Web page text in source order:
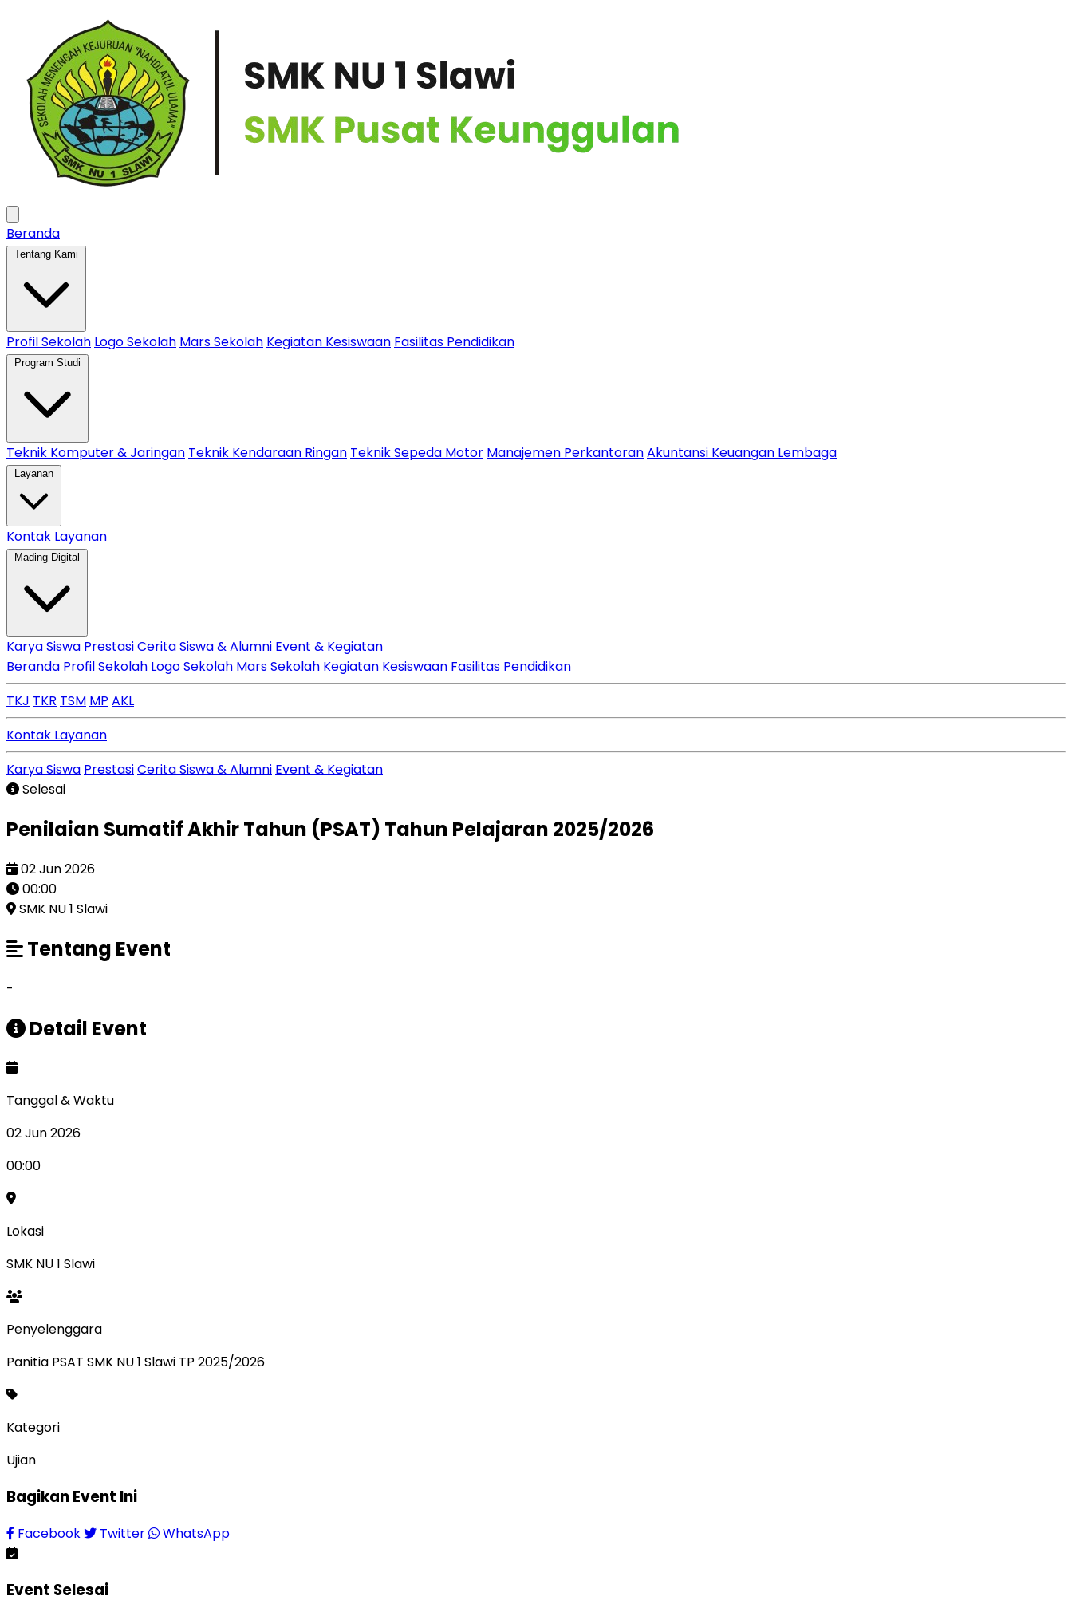
Beranda
Tentang Kami
Profil Sekolah Logo Sekolah Mars Sekolah Kegiatan Kesiswaan Fasilitas Pendidikan
Program Studi
Teknik Komputer & Jaringan Teknik Kendaraan Ringan Teknik Sepeda Motor Manajemen PerkantoranAkuntansi Keuangan Lembaga
Layanan
Kontak Layanan
Mading Digital
Karya Siswa PrestasiCerita Siswa & Alumni Event & Kegiatan
Beranda Profil Sekolah Logo Sekolah Mars Sekolah Kegiatan Kesiswaan Fasilitas Pendidikan
TKJ TKR TSM MP AKL
Kontak Layanan
Karya Siswa PrestasiCerita Siswa & Alumni Event & Kegiatan
Selesai
Penilaian Sumatif Akhir Tahun (PSAT) Tahun Pelajaran 2025/2026
02 Jun 2026
00:00
SMK NU 1 Slawi
Tentang Event
-
Detail Event
Tanggal & Waktu
02 Jun 2026
00:00
Lokasi
SMK NU 1 Slawi
Penyelenggara
Panitia PSAT SMK NU 1 Slawi TP 2025/2026
Kategori
Ujian
Bagikan Event Ini
Facebook Twitter WhatsApp
Event Selesai